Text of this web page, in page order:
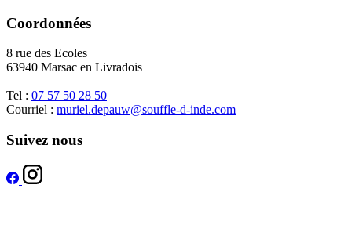
Coordonnées
8 rue des Ecoles
63940 Marsac en Livradois
Tel : 07 57 50 28 50
Courriel : muriel.depauw@souffle-d-inde.com
Suivez nous